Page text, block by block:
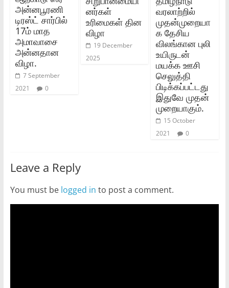
அன்னபூரணி
டிரஸ்ட் சார்பில்
17ம் மாத
அமாவாசை
அன்னதான
விழா.
7 September
2021
0
னர்கள்
உரிமைகள் தின
விழா
19 December
2025
வரலாற்றில்
முதன்முறையா
க தேசிய
விலங்கான புலி
உயிருடன்
மயக்க ஊசி
செலுத்தி
பிடிக்கப்பட்டது
இதுவே முதன்
முறையாகும்.
15 October
2021
0
Leave a Reply
You must be logged in to post a comment.